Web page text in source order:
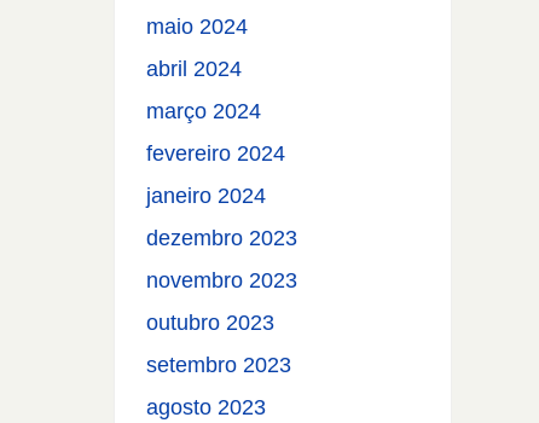
maio 2024
abril 2024
março 2024
fevereiro 2024
janeiro 2024
dezembro 2023
novembro 2023
outubro 2023
setembro 2023
agosto 2023